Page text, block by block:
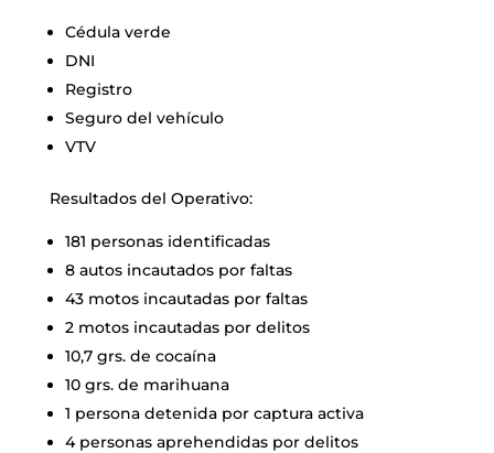
Cédula verde
DNI
Registro
Seguro del vehículo
VTV
Resultados del Operativo:
181 personas identificadas
8 autos incautados por faltas
43 motos incautadas por faltas
2 motos incautadas por delitos
10,7 grs. de cocaína
10 grs. de marihuana
1 persona detenida por captura activa
4 personas aprehendidas por delitos